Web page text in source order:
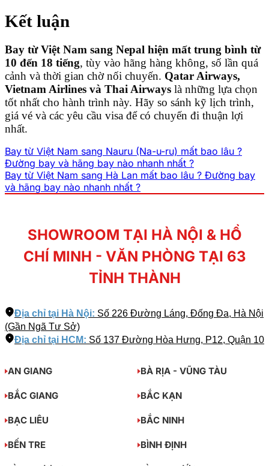
Kết luận
Bay từ Việt Nam sang Nepal hiện mất trung bình từ
10 đến 18 tiếng, tùy vào hãng hàng không, số lần quá
cảnh và thời gian chờ nối chuyến. Qatar Airways,
Vietnam Airlines và Thai Airways là những lựa chọn
tốt nhất cho hành trình này. Hãy so sánh kỹ lịch trình,
giá vé và các yêu cầu visa để có chuyến đi thuận lợi
nhất.
Bay từ Việt Nam sang Nauru (Na-u-ru) mất bao lâu ?
Đường bay và hãng bay nào nhanh nhất ?
Bay từ Việt Nam sang Hà Lan mất bao lâu ? Đường bay
và hãng bay nào nhanh nhất ?
SHOWROOM TẠI HÀ NỘI & HỒ
CHÍ MINH - VĂN PHÒNG TẠI 63
TỈNH THÀNH
Địa chỉ tại Hà Nội: Số 226 Đường Láng, Đống Đa, Hà Nội
(Gần Ngã Tư Sở)
Địa chỉ tại HCM: Số 137 Đường Hòa Hưng, P12, Quận 10
AN GIANG BÀ RỊA - VŨNG TÀU
BẮC GIANG BẮC KẠN
BẠC LIÊU BẮC NINH
BẾN TRE BÌNH ĐỊNH